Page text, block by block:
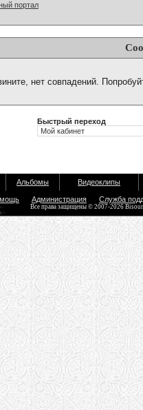
портал
нет совпадений.
Быстрый переход
Альбомы Видеоклипы
Администрация Служба
Все права защищены © 2007-2026